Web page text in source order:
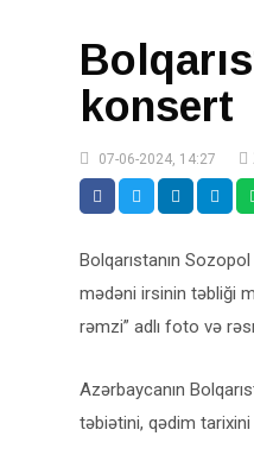
konsert
07-06-2024, 14:27
Bolqarıstanın
mədəni irsinin təbliği
rəmzi” adlı foto və
Azərbaycanın
təbiətini, qədim